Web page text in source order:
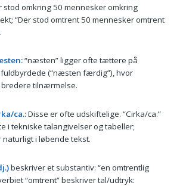
stod omkring 50 mennesker omkring
“Der stod omtrent 50 mennesker omtrent
“næsten” ligger ofte tættere på
(“næsten færdig”), hvor
bredere tilnærmelse.
ca.:Disse er ofte udskiftelige. “Cirka/ca.”
i tekniske talangivelser og tabeller;
naturligt i løbende tekst.
beskriver et substantiv: “en omtrentlig
“omtrent” beskriver tal/udtryk: